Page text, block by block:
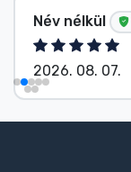
Név nélkül
2026. 08. 07.